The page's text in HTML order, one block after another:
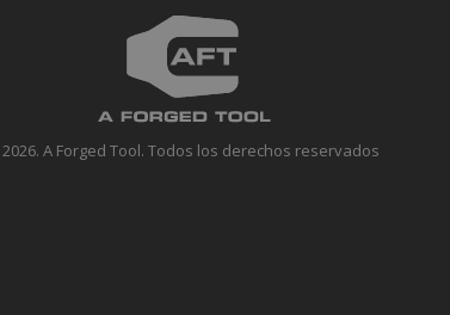
A Forged Tool. Todos los derechos reservados